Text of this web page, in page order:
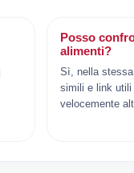
Posso
alimenti?
Sì, nella
simili e link utili
velocemente